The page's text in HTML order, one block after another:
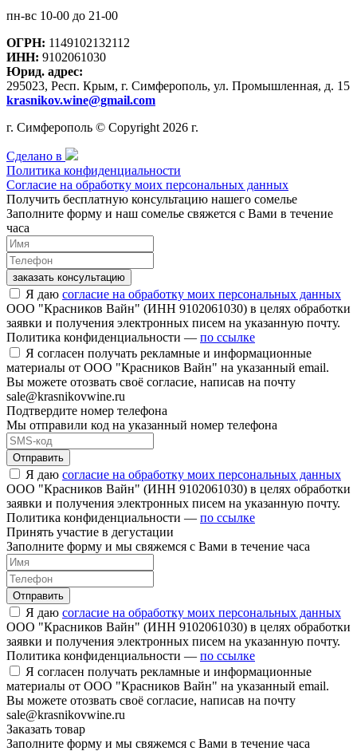
пн-вс 10-00 до 21-00
ОГРН: 1149102132112
ИНН: 9102061030
Юрид. адрес:
295023, Респ. Крым, г. Симферополь, ул. Промышленная, д. 15
krasnikov.wine@gmail.com
г. Симферополь © Copyright 2026 г.
Сделано в
Политика конфиденциальности
Согласие на обработку моих персональных данных
Получить бесплатную консультацию нашего сомелье
Заполните форму и наш сомелье свяжется с Вами в течение
часа
заказать консультацию
Я даю согласие на обработку моих персональных данных
ООО "Красников Вайн" (ИНН 9102061030) в целях обработки
заявки и получения электронных писем на указанную почту.
Политика конфиденциальности — по ссылке
Я согласен получать рекламные и информационные
материалы от ООО "Красников Вайн" на указанный email.
Вы можете отозвать своё согласие, написав на почту
sale@krasnikovwine.ru
Подтвердите номер телефона
Мы отправили код на указанный номер телефона
Отправить
Я даю согласие на обработку моих персональных данных
ООО "Красников Вайн" (ИНН 9102061030) в целях обработки
заявки и получения электронных писем на указанную почту.
Политика конфиденциальности — по ссылке
Принять участие в дегустации
Заполните форму и мы свяжемся с Вами в течение часа
Отправить
Я даю согласие на обработку моих персональных данных
ООО "Красников Вайн" (ИНН 9102061030) в целях обработки
заявки и получения электронных писем на указанную почту.
Политика конфиденциальности — по ссылке
Я согласен получать рекламные и информационные
материалы от ООО "Красников Вайн" на указанный email.
Вы можете отозвать своё согласие, написав на почту
sale@krasnikovwine.ru
Заказать товар
Заполните форму и мы свяжемся с Вами в течение часа